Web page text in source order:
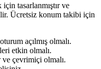
tasarlanmıştır ve
Ücretsiz konum takibi için
açılmış olmalı.
etkin olmalı.
çevrimiçi olmalı.